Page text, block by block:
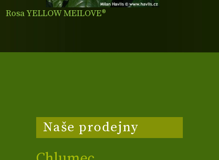
Rosa YELLOW MEILOVE®
Naše prodejny